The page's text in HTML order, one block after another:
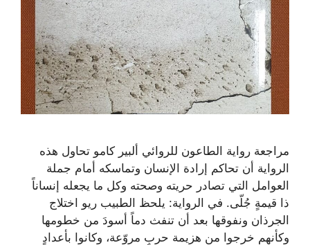
مراجعة رواية الطاعون للروائي ألبير كامو تحاول هذه
الرواية أن تحاكم إرادة الإنسان وتماسكه أمام جملة
العوامل التي تصادر حريته وصحته وكل ما يجعله إنساناً
ذا قيمةٍ جُلّى. في الرواية: يلحظ الطبيب ريو اختلاج
الجرذان ونفوقها بعد أن تنفث دماً أسودَ من خطومها
وكأنهم خرجوا من هزيمة حربٍ مروّعة، وكانوا بأعدادٍ